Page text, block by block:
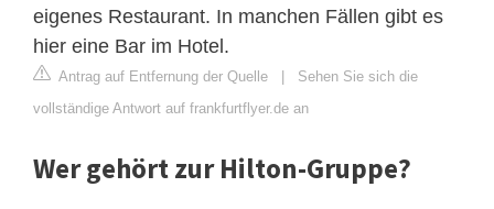
eigenes Restaurant. In manchen Fällen gibt es
hier eine Bar im Hotel.
Antrag auf Entfernung der Quelle
Sehen Sie sich die
vollständige Antwort auf frankfurtflyer.de an
Wer gehört zur Hilton-Gruppe?